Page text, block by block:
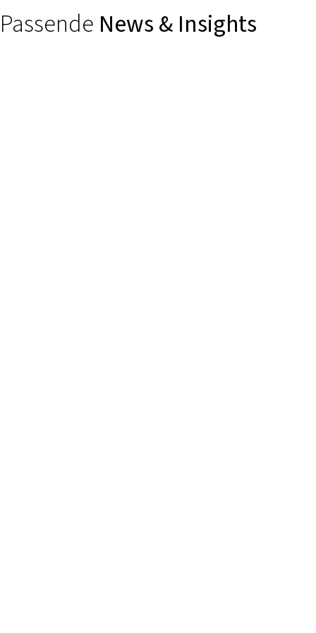
Passende News & Insights